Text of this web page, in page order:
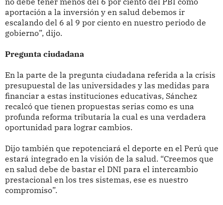
aportación a la inversión y en salud debemos ir
escalando del 6 al 9 por ciento en nuestro periodo de
gobierno”, dijo.
Pregunta ciudadana
En la parte de la pregunta ciudadana referida a la crisis
presupuestal de las universidades y las medidas para
financiar a estas instituciones educativas, Sánchez
recalcó que tienen propuestas serias como es una
profunda reforma tributaria la cual es una verdadera
oportunidad para lograr cambios.
Dijo también que repotenciará el deporte en el Perú que
estará integrado en la visión de la salud. “Creemos que
en salud debe de bastar el DNI para el intercambio
prestacional en los tres sistemas, ese es nuestro
compromiso”.